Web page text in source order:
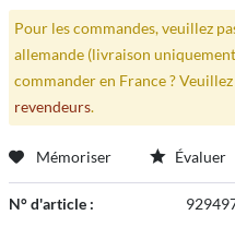
Pour les commandes, veuillez
allemande (livraison
commander en France ?
revendeurs.
Mémoriser Évaluer
N° d'article :